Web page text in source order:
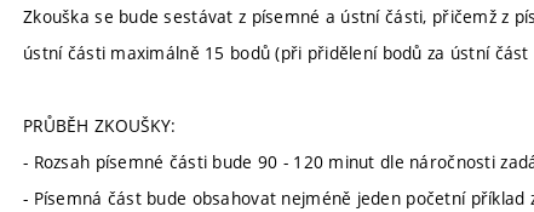
Zkouška se bude sestávat z písemné a ústní části, přičemž z
ústní části maximálně 15 bodů (při přidělení bodů za ústní
PRŮBĚH ZKOUŠKY:
- Rozsah písemné části bude 90 - 120 minut dle náročnosti
- Písemná část bude obsahovat nejméně jeden početní příklad